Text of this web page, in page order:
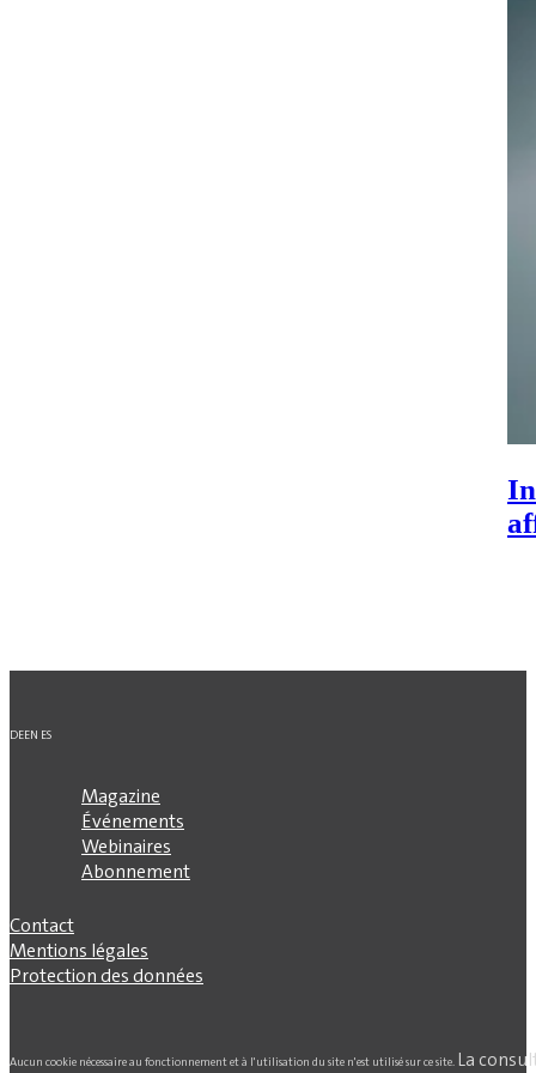
DEEN ES
Magazine
Événements
Webinaires
Abonnement
Contact
Mentions légales
Protection des données
Aucun cookie nécessaire au fonctionnement et à l'utilisation du site n'est utilisé sur ce site. La